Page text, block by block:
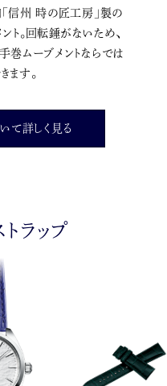
信州 時の匠工房」製の
ト。回転錘がないため、
巻ムーブメントならでは
ます。
て詳しく見る
ラップ